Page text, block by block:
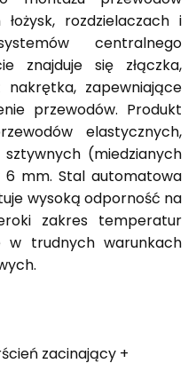
rozdzielaczach i
centralnego
znajduje się złączka,
zapewniające
przewodów. Produkt
elastycznych,
(miedzianych
mm. Stal automatowa
wysoką odporność na
zakres temperatur
w trudnych warunkach
zacinający +